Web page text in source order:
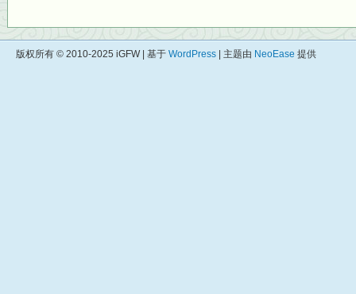
版权所有 © 2010-2025 iGFW | 基于 WordPress | 主题由 NeoEase 提供